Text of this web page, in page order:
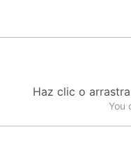
Haz clic o
You